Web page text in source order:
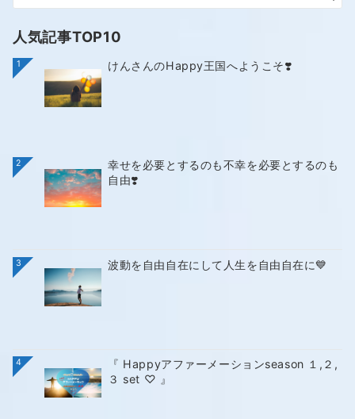
人気記事TOP10
1 けんさんのHappy王国へようこそ❣️
2
幸せを必要とするのも不幸を必要とするのも
自由❣️
3 波動を自由自在にして人生を自由自在に💙
4
『 Happyアファーメーションseason １,２,
３ set ♡ 』